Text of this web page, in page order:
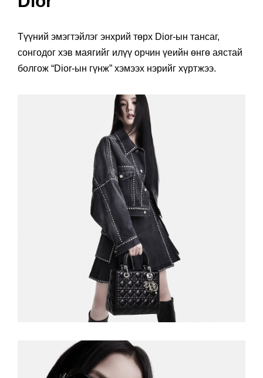
Түүний эмэгтэйлэг энхрий төрх Dior-ын тансаг,
сонгодог хэв маягийг илүү орчин үеийн өнгө аястай
болгож “Dior-ын гүнж” хэмээх нэрийг хүртжээ.